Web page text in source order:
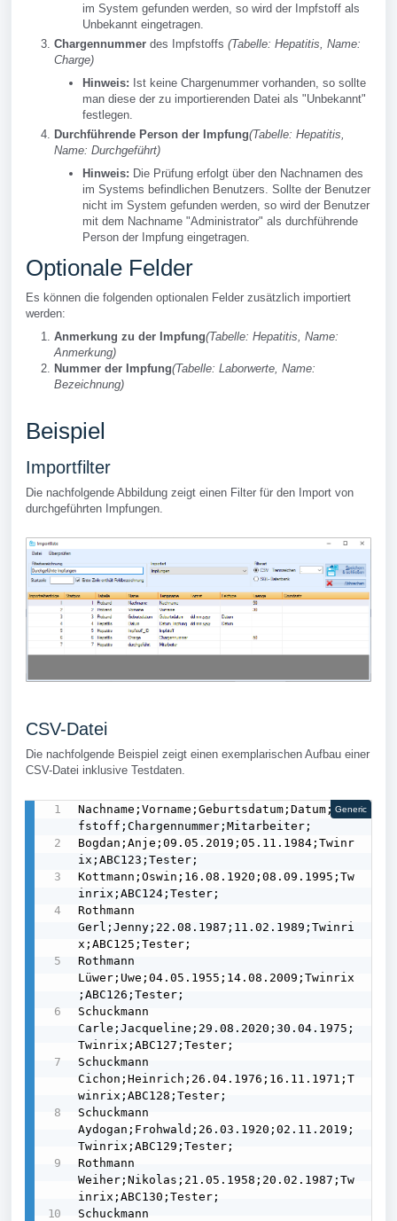
im System gefunden werden, so wird der Impfstoff als
Unbekannt eingetragen.
Chargennummer des Impfstoffs (Tabelle: Hepatitis, Name:
Charge)
Hinweis: Ist keine Chargenummer vorhanden, so sollte
man diese der zu importierenden Datei als "Unbekannt"
festlegen.
Durchführende Person der Impfung(Tabelle: Hepatitis,
Name: Durchgeführt)
Hinweis: Die Prüfung erfolgt über den Nachnamen des
im Systems befindlichen Benutzers. Sollte der Benutzer
nicht im System gefunden werden, so wird der Benutzer
mit dem Nachname "Administrator" als durchführende
Person der Impfung eingetragen.
Optionale Felder
Es können die folgenden optionalen Felder zusätzlich importiert
werden:
Anmerkung zu der Impfung(Tabelle: Hepatitis, Name:
Anmerkung)
Nummer der Impfung(Tabelle: Laborwerte, Name:
Bezeichnung)
Beispiel
Importfilter
Die nachfolgende Abbildung zeigt einen Filter für den Import von
durchgeführten Impfungen.
CSV-Datei
Die nachfolgende Beispiel zeigt einen exemplarischen Aufbau einer
CSV-Datei inklusive Testdaten.
Nachname;Vorname;Geburtsdatum;Datum;Imp
fstoff;Chargennummer;Mitarbeiter;
Bogdan;Anje;09.05.2019;05.11.1984;Twinr
ix;ABC123;Tester;
Kottmann;Oswin;16.08.1920;08.09.1995;Tw
inrix;ABC124;Tester;
Rothmann
Gerl;Jenny;22.08.1987;11.02.1989;Twinri
x;ABC125;Tester;
Rothmann
Lüwer;Uwe;04.05.1955;14.08.2009;Twinrix
;ABC126;Tester;
Schuckmann
Carle;Jacqueline;29.08.2020;30.04.1975;
Twinrix;ABC127;Tester;
Schuckmann
Cichon;Heinrich;26.04.1976;16.11.1971;T
winrix;ABC128;Tester;
Schuckmann
Aydogan;Frohwald;26.03.1920;02.11.2019;
Twinrix;ABC129;Tester;
Rothmann
Weiher;Nikolas;21.05.1958;20.02.1987;Tw
inrix;ABC130;Tester;
Schuckmann
Generic